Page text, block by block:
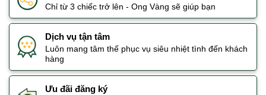
Chỉ từ 3 chiếc trở lên - Ong Vàng sẽ giúp bạn
Dịch vụ tận tâm
Luôn mang tâm thế phục vụ siêu nhiệt tình đến khách
hàng
Ưu đãi đăng ký